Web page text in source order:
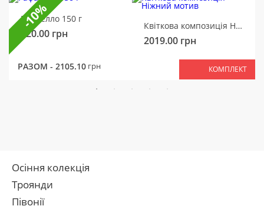
Рафаелло 150 г
320.00 грн
Квіткова композиція Ніжний мотив
2019.00 грн
РАЗОМ - 2105.10 грн КОМПЛЕКТ
-10%
Осіння колекція
Троянди
Півонії